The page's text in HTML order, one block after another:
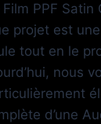
PPF Satin
projet est
tout en le
nous
d’une